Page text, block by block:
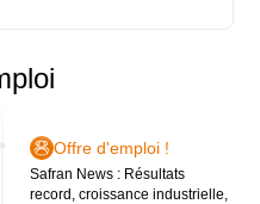
Offre d'emploi !
Safran News : Résultats
record, croissance industrielle,